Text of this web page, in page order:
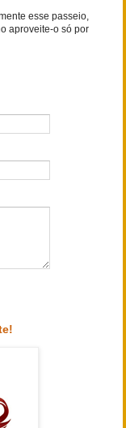
esse passeio,
aproveite-o só por